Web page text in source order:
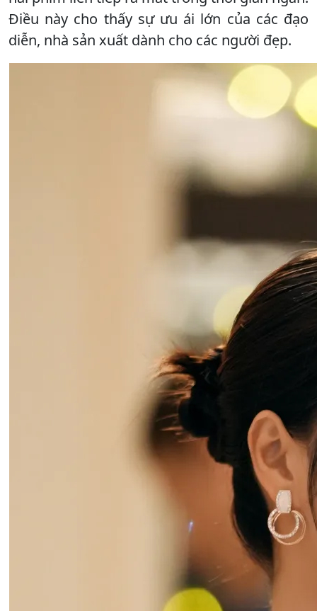
Điều này cho thấy sự ưu ái lớn của các đạo
diễn, nhà sản xuất dành cho các người đẹp.